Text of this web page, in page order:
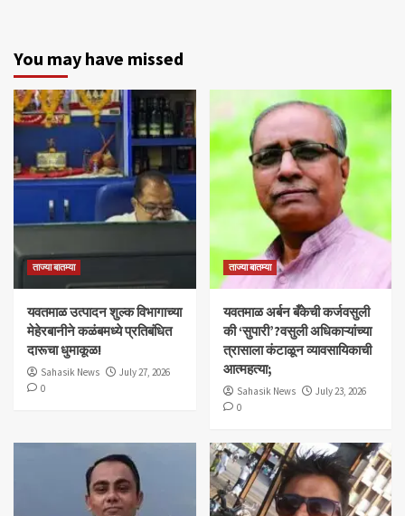
You may have missed
ताज्या बातम्या
यवतमाळ उत्पादन शुल्क विभागाच्या
मेहेरबानीने कळंबमध्ये प्रतिबंधित
दारूचा धुमाकूळ!
Sahasik News
July 27, 2026
0
ताज्या बातम्या
​यवतमाळ अर्बन बँकेची कर्जवसुली
की ‘सुपारी’?वसुली अधिकाऱ्यांच्या
त्रासाला कंटाळून व्यावसायिकाची
आत्महत्या;
Sahasik News
July 23, 2026
0